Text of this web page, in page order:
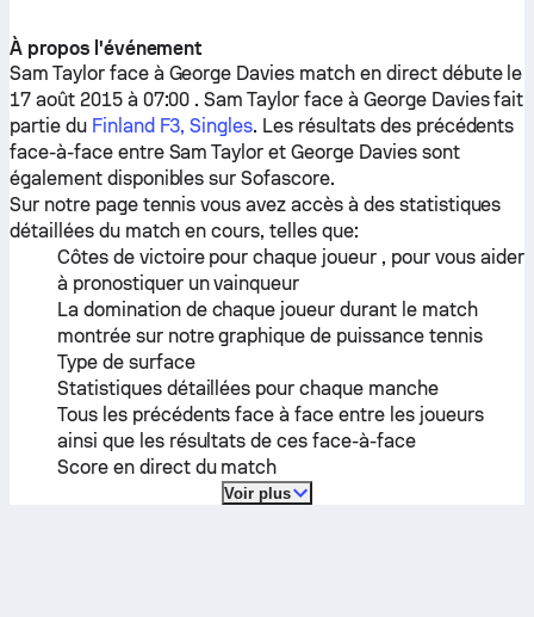
À propos l'événement
Sam Taylorface à George Davies match en direct débute le
17 août 2015 à 07:00 .Sam Taylor face à George Daviesfait
partie du Finland F3, Singles. Les résultats des précédents
face-à-face entre Sam Taylor etGeorge Daviessont
également disponibles sur Sofascore.
Sur notre page tennis vous avez accès à des statistiques
détaillées du match en cours, telles que:
Côtes de victoire pour chaque joueur , pour vous aider
à pronostiquer un vainqueur
La domination de chaque joueur durant le match
montrée sur notre graphique de puissance tennis
Type de surface
Statistiques détaillées pour chaque manche
Tous les précédents face à face entre les joueurs
ainsi que les résultats de ces face-à-face
Score en direct du match
Voir plus